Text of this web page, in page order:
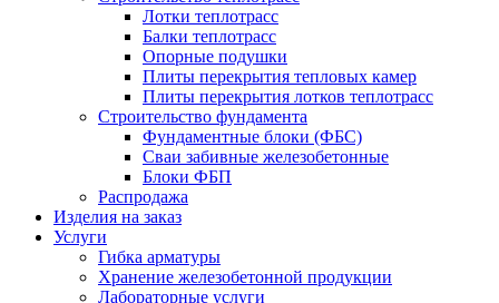
Лотки теплотрасс
Балки теплотрасс
Опорные подушки
Плиты перекрытия тепловых камер
Плиты перекрытия лотков теплотрасс
Строительство фундамента
Фундаментные блоки (ФБС)
Сваи забивные железобетонные
Блоки ФБП
Распродажа
Изделия на заказ
Услуги
Гибка арматуры
Хранение железобетонной продукции
Лабораторные услуги